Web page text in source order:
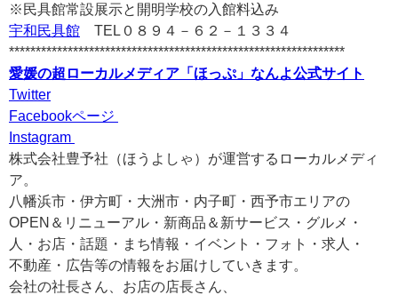
※民具館常設展示と開明学校の入館料込み
宇和民具館 TEL０８９４－６２－１３３４
***************************************************************
愛媛の超ローカルメディア「ほっぷ」なんよ公式サイト
Twitter
Facebookページ
Instagram
株式会社豊予社（ほうよしゃ）が運営するローカルメディ
ア。
八幡浜市・伊方町・大洲市・内子町・西予市エリアの
OPEN＆リニューアル・新商品＆新サービス・グルメ・
人・お店・話題・まち情報・イベント・フォト・求人・
不動産・広告等の情報をお届けしていきます。
会社の社長さん、お店の店長さん、